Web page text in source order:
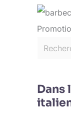
Dans